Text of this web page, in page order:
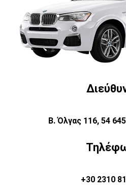
Β. Όλγας 116, 54
+30 2310